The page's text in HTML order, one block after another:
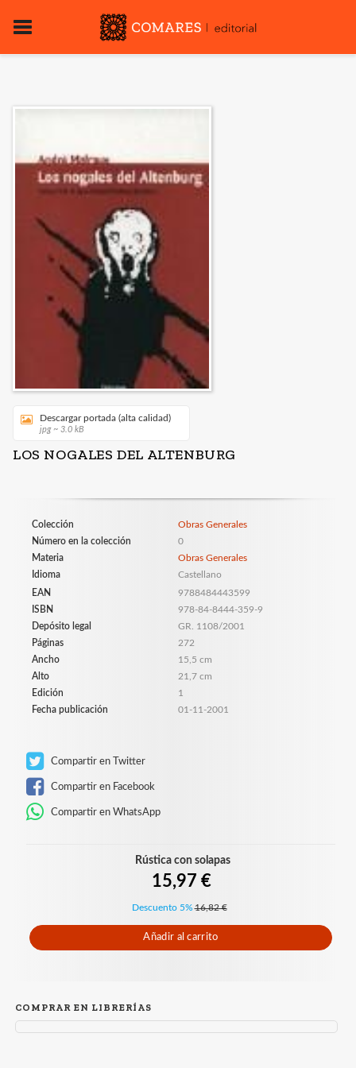
Descargar portada (alta calidad)
jpg ~ 3.0 kB
LOS NOGALES DEL ALTENBURG
Colección
Obras Generales
Número en la colección
0
Materia
Obras Generales
Idioma
Castellano
EAN
9788484443599
ISBN
978-84-8444-359-9
Depósito legal
GR. 1108/2001
Páginas
272
Ancho
15,5 cm
Alto
21,7 cm
Edición
1
Fecha publicación
01-11-2001
Compartir en Twitter
Compartir en Facebook
Compartir en WhatsApp
Rústica con solapas
15,97 €
Descuento 5% 16,82 €
Añadir al carrito
COMPRAR EN LIBRERÍAS